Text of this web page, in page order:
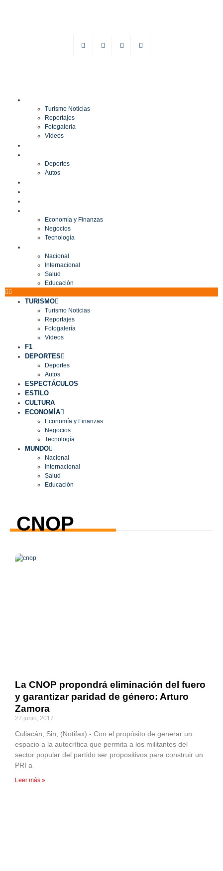
Turismo Noticias
Reportajes
Fotogalería
Videos
Deportes
Autos
Economía y Finanzas
Negocios
Tecnología
Nacional
Internacional
Salud
Educación
TURISMO
Turismo Noticias
Reportajes
Fotogalería
Videos
F1
DEPORTES
Deportes
Autos
ESPECTÁCULOS
ESTILO
CULTURA
ECONOMÍA
Economía y Finanzas
Negocios
Tecnología
MUNDO
Nacional
Internacional
Salud
Educación
CNOP
La CNOP propondrá eliminación del fuero
y garantizar paridad de género: Arturo
Zamora
27 junio, 2017
Culiacán, Sin, (Notifax).- Con el propósito de generar un
espacio a la autocrítica que permita a los militantes del
sector popular del partido ser propositivos para construir un
PRI a
Leer más »